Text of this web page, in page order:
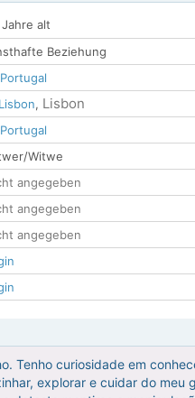
alt
Beziehung
Portugal
Lisbon, Lisbon
Portugal
Witwe
angegeben
angegeben
angegeben
Tenho curiosidade em
explorar e cuidar do